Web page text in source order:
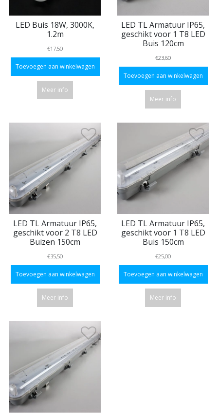
LED Buis 18W, 3000K,
1.2m
€17,50
Toevoegen aan winkelwagen
Meer info
LED TL Armatuur IP65,
geschikt voor 1 T8 LED
Buis 120cm
€23,60
Toevoegen aan winkelwagen
Meer info
LED TL Armatuur IP65,
geschikt voor 2 T8 LED
Buizen 150cm
€35,50
Toevoegen aan winkelwagen
Meer info
LED TL Armatuur IP65,
geschikt voor 1 T8 LED
Buis 150cm
€25,00
Toevoegen aan winkelwagen
Meer info